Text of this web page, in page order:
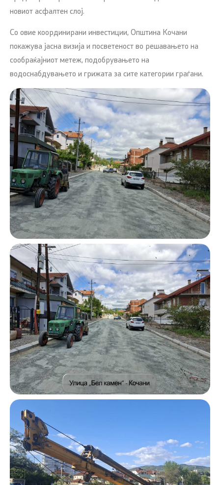
новиот асфалтен слој.
Со овие координирани инвестиции, Општина Кочани
покажува јасна визија и посветеност во решавањето на
сообраќајниот метеж, подобрувањето на
водоснабдувањето и грижата за сите категории граѓани.